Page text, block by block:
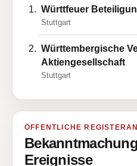
Württfeuer
Stuttgart
Württembergische
Aktiengesellschaft
Stuttgart
ÖFFENTLICHE
Ereignisse